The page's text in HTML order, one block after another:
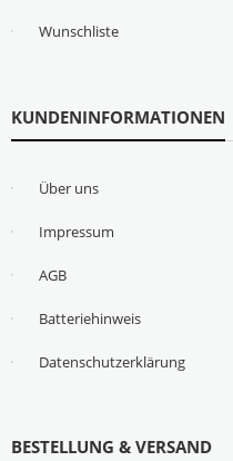
Wunschliste
KUNDENINFORMATIONEN
Über uns
Impressum
AGB
Batteriehinweis
Datenschutzerklärung
BESTELLUNG & VERSAND